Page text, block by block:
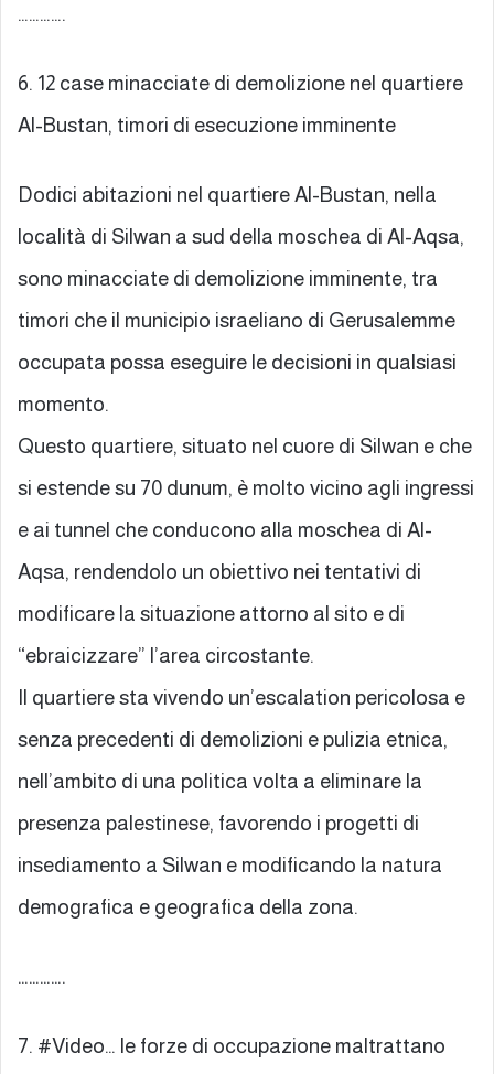
………….
6. 12 case minacciate di demolizione nel quartiere
Al-Bustan, timori di esecuzione imminente
Dodici abitazioni nel quartiere Al-Bustan, nella
località di Silwan a sud della moschea di Al-Aqsa,
sono minacciate di demolizione imminente, tra
timori che il municipio israeliano di Gerusalemme
occupata possa eseguire le decisioni in qualsiasi
momento.
Questo quartiere, situato nel cuore di Silwan e che
si estende su 70 dunum, è molto vicino agli ingressi
e ai tunnel che conducono alla moschea di Al-
Aqsa, rendendolo un obiettivo nei tentativi di
modificare la situazione attorno al sito e di
“ebraicizzare” l’area circostante.
Il quartiere sta vivendo un’escalation pericolosa e
senza precedenti di demolizioni e pulizia etnica,
nell’ambito di una politica volta a eliminare la
presenza palestinese, favorendo i progetti di
insediamento a Silwan e modificando la natura
demografica e geografica della zona.
………….
7. #Video… le forze di occupazione maltrattano